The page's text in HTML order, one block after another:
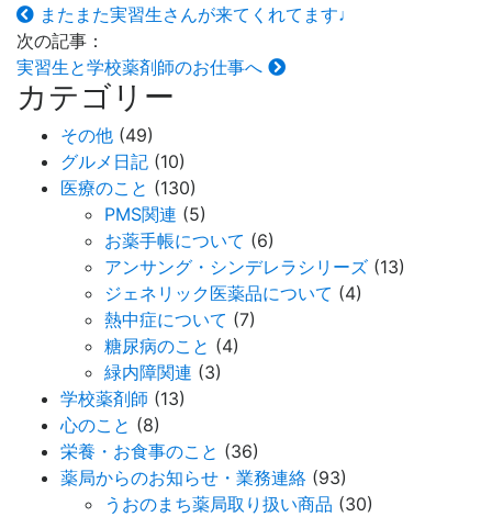
またまた実習生さんが来てくれてます♩
次の記事：
実習生と学校薬剤師のお仕事へ
カテゴリー
その他 (49)
グルメ日記 (10)
医療のこと (130)
PMS関連 (5)
お薬手帳について (6)
アンサング・シンデレラシリーズ (13)
ジェネリック医薬品について (4)
熱中症について (7)
糖尿病のこと (4)
緑内障関連 (3)
学校薬剤師 (13)
心のこと (8)
栄養・お食事のこと (36)
薬局からのお知らせ・業務連絡 (93)
うおのまち薬局取り扱い商品 (30)